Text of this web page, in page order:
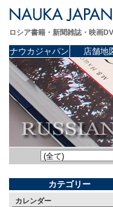
ロシア書籍・新聞雑誌・映画
ナウカジャパン 店舗地
カテゴリー
カレンダー